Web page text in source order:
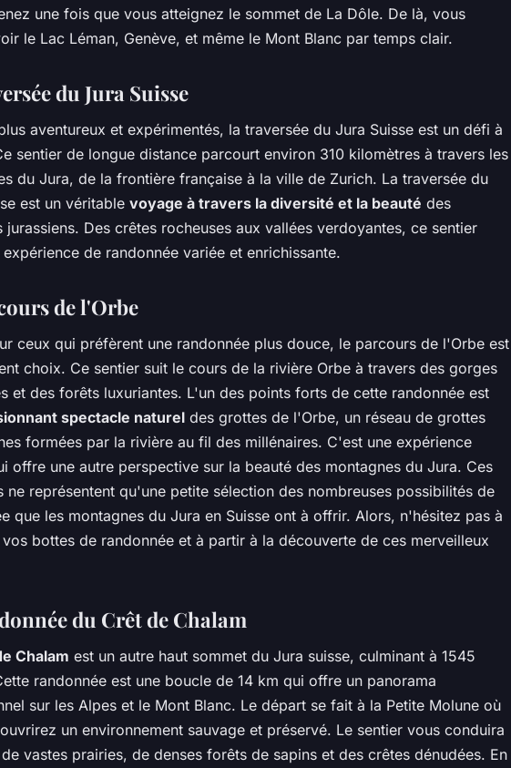
une fois que vous atteignez le sommet de La Dôle. De là, vous
le Lac Léman, Genève, et même le Mont Blanc par temps clair.
du Jura Suisse
aventureux et expérimentés, la traversée du Jura Suisse est un défi à
sentier de longue distance parcourt environ 310 kilomètres à travers les
du Jura, de la frontière française à la ville de Zurich. La traversée du
est un véritable voyage à travers la diversité et la beauté des
jurassiens. Des crêtes rocheuses aux vallées verdoyantes, ce sentier
de randonnée variée et enrichissante.
de l'Orbe
ceux qui préfèrent une randonnée plus douce, le parcours de l'Orbe est
choix. Ce sentier suit le cours de la rivière Orbe à travers des gorges
et des forêts luxuriantes. L'un des points forts de cette randonnée est
spectacle naturel des grottes de l'Orbe, un réseau de grottes
formées par la rivière au fil des millénaires. C'est une expérience
offre une autre perspective sur la beauté des montagnes du Jura. Ces
ne représentent qu'une petite sélection des nombreuses possibilités de
que les montagnes du Jura en Suisse ont à offrir. Alors, n'hésitez pas à
bottes de randonnée et à partir à la découverte de ces merveilleux
du Crêt de Chalam
Chalam est un autre haut sommet du Jura suisse, culminant à 1545
randonnée est une boucle de 14 km qui offre un panorama
sur les Alpes et le Mont Blanc. Le départ se fait à la Petite Molune où
un environnement sauvage et préservé. Le sentier vous conduira
vastes prairies, de denses forêts de sapins et des crêtes dénudées. En